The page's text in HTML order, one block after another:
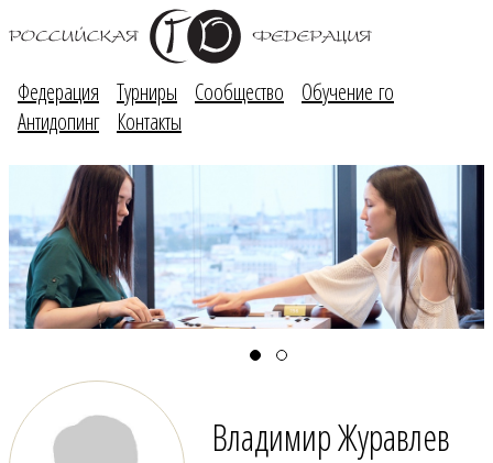
Федерация Турниры Сообщество
Обучение го
Антидопинг
Контакты
Владимир Журавлев